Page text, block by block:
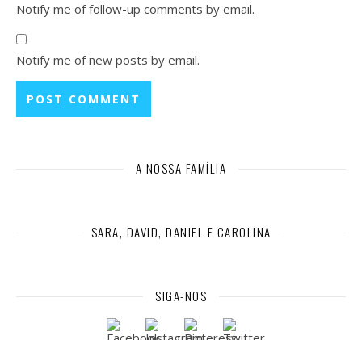
Notify me of follow-up comments by email.
Notify me of new posts by email.
A NOSSA FAMÍLIA
SARA, DAVID, DANIEL E CAROLINA
SIGA-NOS